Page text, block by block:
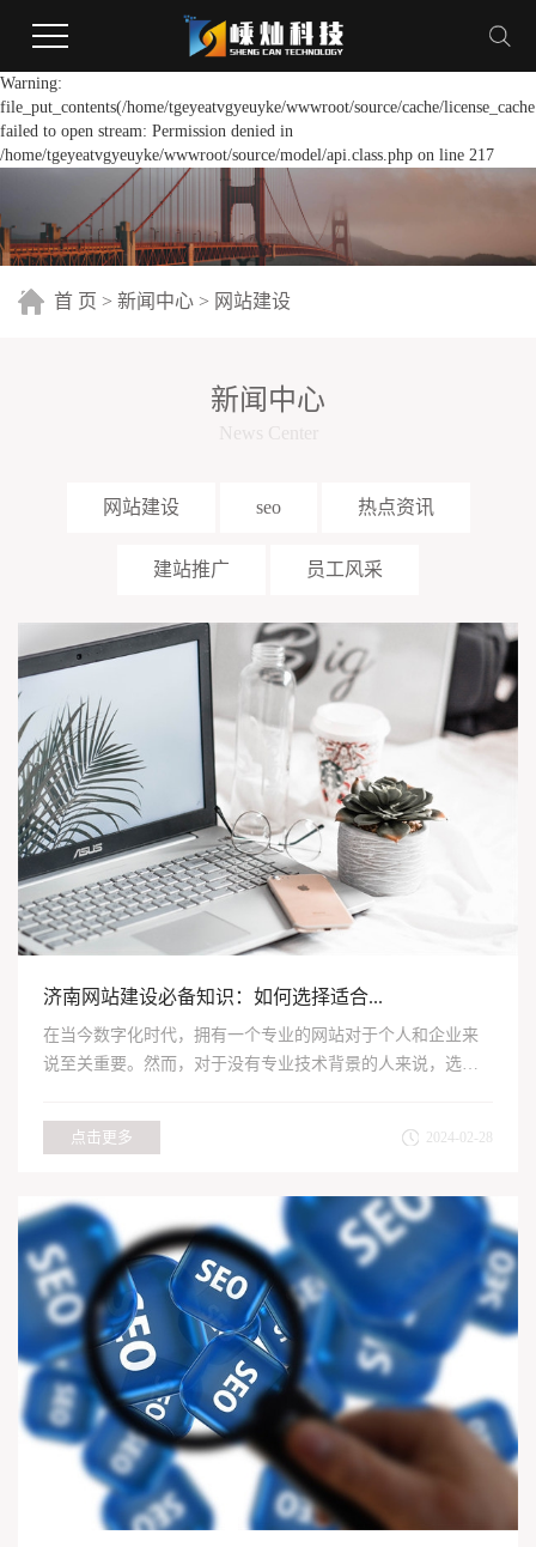
Warning:
file_put_contents(/home/tgeyeatvgyeuyke/wwwroot/source/cache/
failed to open stream: Permission denied in
/home/tgeyeatvgyeuyke/wwwroot/source/model/api.class.php on line 217
首 页 > 新闻中心 > 网站建设
新闻中心
网站建设 seo 热点资讯
建站推广 员工风采
济南网站建设必备知识：如何选择适合...
在当今数字化时代，拥有一个专业的网站对于个人和企业来
说至关重要。然而，对于没有专业技术背景的人来说，选择
点击更多 2024-02-28